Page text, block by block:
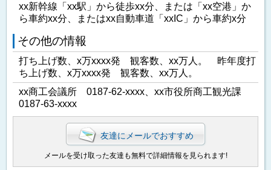
xx新幹線「xx駅」から徒歩xx分、または「xx空港」か
ら車約xx分、またはxx自動車道「xxIC」から車約x分
その他の情報
打ち上げ数、x万xxxx発 観客数、xx万人。 昨年度打
ち上げ数、x万xxxx発 観客数、xx万人。
xx商工会議所 0187-62-xxxx、xx市役所商工観光課
0187-63-xxxx
友達にメールでおすすめ
メールを受け取った友達も無料で詳細情報を見られます!